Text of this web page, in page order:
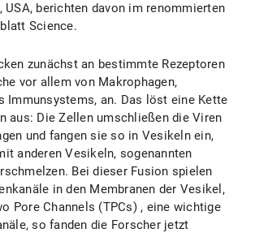
USA, berichten davon im renommierten
Science.
zunächst an bestimmte Rezeptoren
vor allem von Makrophagen,
Immunsystems, an. Das löst eine Kette
aus: Die Zellen umschließen die Viren
und fangen sie so in Vesikeln ein,
anderen Vesikeln, sogenannten
Bei dieser Fusion spielen
in den Membranen der Vesikel,
Pore Channels (TPCs) , eine wichtige
so fanden die Forscher jetzt